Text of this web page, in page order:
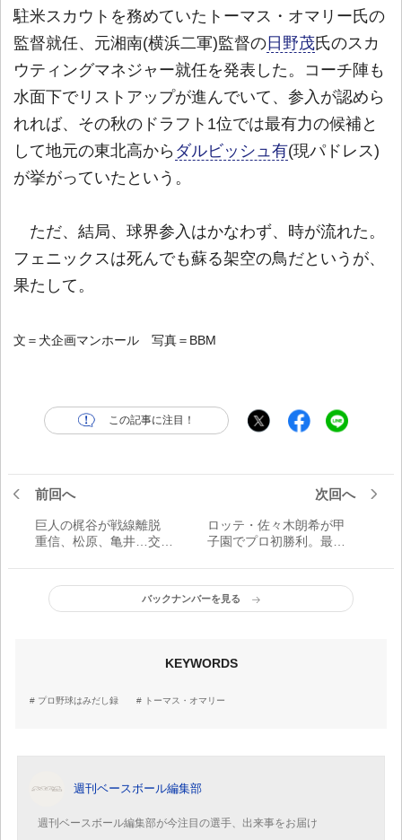
駐米スカウトを務めていたトーマス・オマリー氏の
監督就任、元湘南(横浜二軍)監督の 日野茂氏のスカ
ウティングマネジャー就任を発表した。コーチ陣も
水面下でリストアップが進んでいて、参入が認めら
れれば、その秋のドラフト1位では最有力の候補と
して地元の東北高から ダルビッシュ有(現パドレス)
が挙がっていたという。
ただ、結局、球界参入はかなわず、時が流れた。
フェニックスは死んでも蘇る架空の鳥だというが、
果たして。
文＝犬企画マンホール 写真＝BBM
この記事に注目！
前回へ
巨人の梶谷が戦線離脱
重信、松原、亀井…交流
つかむのは？
次回へ
ロッテ・佐々木朗希が甲
子園でプロ初勝利。最高
ングボール
バックナンバーを見る
KEYWORDS
プロ野球はみだし録 トーマス・オマリー
週刊ベースボール編集部
週刊ベースボール編集部が今注目の選手、出来事をお届け